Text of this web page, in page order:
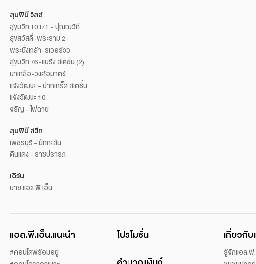
ลุมพินี วิลล์
สุขุมวิท 101/1 - ปุณณวิถี
สุขสวัสดิ์-พระราม 2
พระนั่งเกล้า-ริเวอร์วิว
สุขุมวิท 76-แบริ่ง สเตชั่น (2)
นาเกลือ-วงศ์อมาตย์
แจ้งวัฒนะ - ปากเกร็ด สเตชั่น
แจ้งวัฒนะ 10
จรัญ - ไฟฉาย
ลุมพินี สวีท
เพชรบุรี - มักกะสัน
ดินแดง - ราชปรารภ
เอิร์น
บาย แอล.พี.เอ็น.
แอล.พี.เอ็น.แนะนำ
#คอนโดพร้อมอยู่
โปรโมชั่น
เกี่ยวกั
รู้จักแอล.พี.